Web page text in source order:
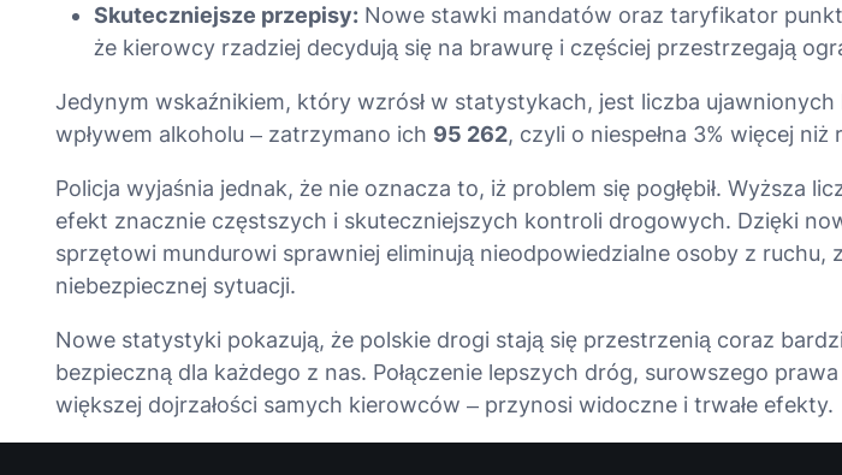
Skuteczniejsze przepisy:Nowe stawki mandatów oraz taryfikator
że kierowcy rzadziej decydują się na brawurę i częściej przestrzegają
Jedynym wskaźnikiem, który wzrósł w statystykach, jest liczba
wpływem alkoholu – zatrzymano ich 95 262, czyli o niespełna 3% więcej niż
Policja wyjaśnia jednak, że nie oznacza to, iż problem się pogłębił. Wyższa
efekt znacznie częstszych i skuteczniejszych kontroli drogowych. Dzięki
sprzętowi mundurowi sprawniej eliminują nieodpowiedzialne osoby z ruchu,
niebezpiecznej sytuacji.
Nowe statystyki pokazują, że polskie drogi stają się przestrzenią coraz
bezpieczną dla każdego z nas. Połączenie lepszych dróg, surowszego
większej dojrzałości samych kierowców – przynosi widoczne i trwałe efekty.